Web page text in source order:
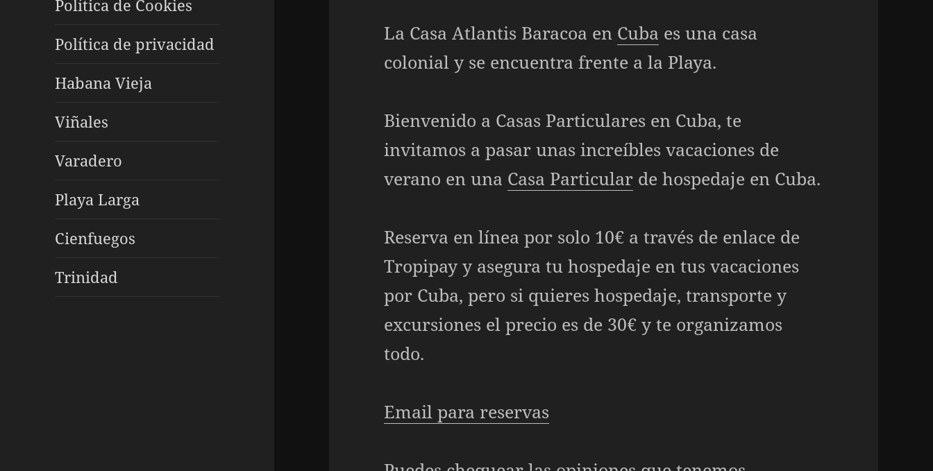
Política de Cookies
Política de privacidad
Habana Vieja
Viñales
Varadero
Playa Larga
Cienfuegos
Trinidad
La Casa Atlantis Baracoa en Cuba es una casa
colonial y se encuentra frente a la Playa.
Bienvenido a Casas Particulares en Cuba, te
invitamos a pasar unas increíbles vacaciones de
verano en una Casa Particular de hospedaje en Cuba.
Reserva en línea por solo 10€ a través de enlace de
Tropipay y asegura tu hospedaje en tus vacaciones
por Cuba, pero si quieres hospedaje, transporte y
excursiones el precio es de 30€ y te organizamos
todo.
Email para reservas